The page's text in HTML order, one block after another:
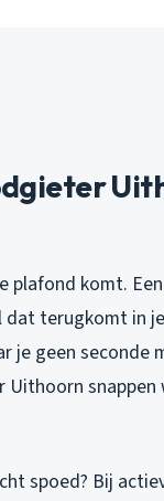
plafond komt.
dat terugkomt in
je geen seconde
snappen
spoed? Bij